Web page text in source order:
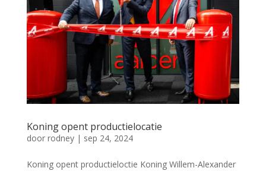
Koning opent productielocatie
door rodney| sep 24, 2024
Koning opent productieloctie Koning Willem-Alexander